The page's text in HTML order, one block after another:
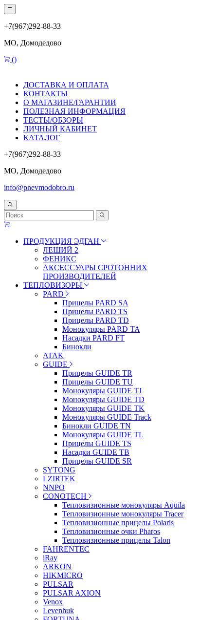
+7(967)292-88-33
МО, Домодедово
()
ДОСТАВКА И ОПЛАТА
КОНТАКТЫ
О МАГАЗИНЕ/ГАРАНТИИ
ПОЛЕЗНАЯ ИНФОРМАЦИЯ
ТЕСТЫ/ОБЗОРЫ
ЛИЧНЫЙ КАБИНЕТ
КАТАЛОГ
+7(967)292-88-33
МО, Домодедово
info@pnevmodobro.ru
ПРОДУКЦИЯ ЭДГАН
ЛЕШИЙ 2
ФЕНИКС
АКСЕССУАРЫ СРОТОННИХ
ПРОИЗВОДИТЕЛЕЙ
ТЕПЛОВИЗОРЫ
PARD
Прицелы PARD SA
Прицелы PARD TS
Прицелы PARD TD
Монокуляры PARD TA
Насадки PARD FT
Бинокли
ATAK
GUIDE
Прицелы GUIDE TR
Прицелы GUIDE TU
Монокуляры GUIDE TJ
Монокуляры GUIDE TD
Монокуляры GUIDE TK
Монокуляры GUIDE Track
Бинокли GUIDE TN
Монокуляры GUIDE TL
Прицелы GUIDE TS
Насадки GUIDE TB
Прицелы GUIDE SR
SYTONG
LZIRTEK
NNPO
CONOTECH
Тепловизионные монокуляры Aquila
Тепловизионные монокуляры Tracer
Тепловизионные прицелы Polaris
Тепловизионные очки Pharos
Тепловизионные прицелы Talon
FAHRENTEC
iRay
ARKON
HIKMICRO
PULSAR
PULSAR AXION
Venox
Levenhuk